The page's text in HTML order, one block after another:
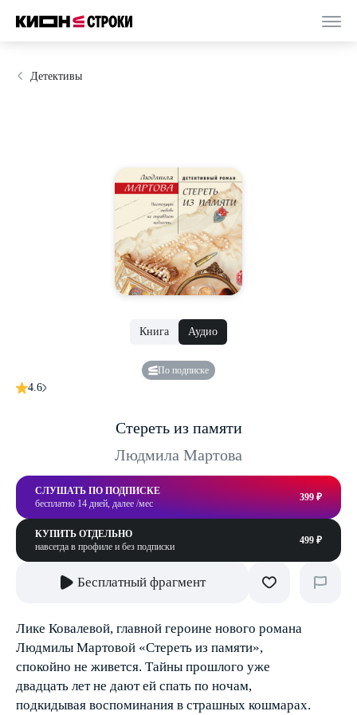
Детективы
Книга Аудио
По подписке
4.6
Стереть из памяти
Людмила Мартова
СЛУШАТЬ ПО ПОДПИСКЕ
бесплатно 14 дней, далее /мес
399 ₽
КУПИТЬ ОТДЕЛЬНО
навсегда в профиле и без подписки
499 ₽
Бесплатный фрагмент
Лике Ковалевой, главной героине нового романа
Людмилы Мартовой «Стереть из памяти»,
спокойно не живется. Тайны прошлого уже
двадцать лет не дают ей спать по ночам,
подкидывая воспоминания в страшных кошмарах.